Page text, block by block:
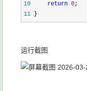
10
return 0
11 }
运行截图